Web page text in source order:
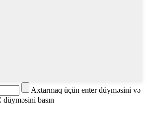
Axtarmaq üçün enter düyməsini və
basın